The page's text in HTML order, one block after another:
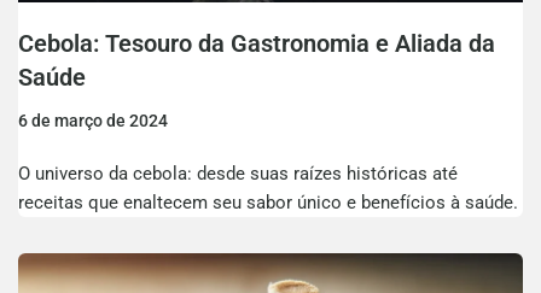
Cebola: Tesouro da Gastronomia e Aliada da
Saúde
6 de março de 2024
O universo da cebola: desde suas raízes históricas até
receitas que enaltecem seu sabor único e benefícios à saúde.